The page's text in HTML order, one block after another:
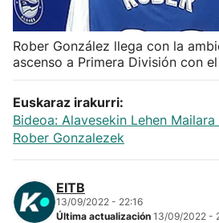
Kirolak 360
Atletismo
Carreras de montaña
"Helmuga"
Rober González llega con la
ascenso a Primera División con
Euskaraz irakurri:
Bideoa: Alavesekin Lehen
Rober Gonzalezek
EITB
13/09/2022 - 22:16
Última actualización 13/09/2022 -